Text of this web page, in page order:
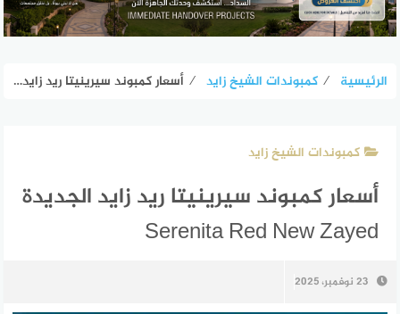
الرئيسية ⁄ كمبوندات الشيخ زايد ⁄ أسعار كمبوند سيرينيتا ريد زايد الجديدة Serenita Red New Zayed
كمبوندات الشيخ زايد
أسعار كمبوند سيرينيتا ريد زايد الجديدة
Serenita Red New Zayed
23 نوفمبر، 2025